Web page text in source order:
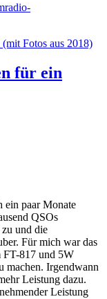
Fotos aus 2018)
für ein
ein paar Monate
QSOs
zu und die
Für mich war das
FT-817 und 5W
machen. Irgendwann
Leistung dazu.
Leistung